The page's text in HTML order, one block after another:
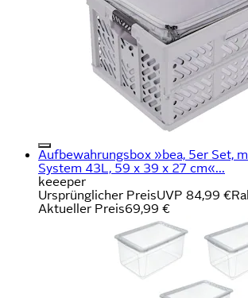
Aufbewahrungsbox »bea, 5er Set,
System 43L, 59 x 39 x 27 cm«...
keeeper
Ursprünglicher PreisUVP 84,99 €
Aktueller Preis69,99 €